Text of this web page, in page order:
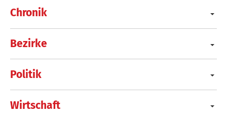
Chronik
Bezirke
Politik
Wirtschaft